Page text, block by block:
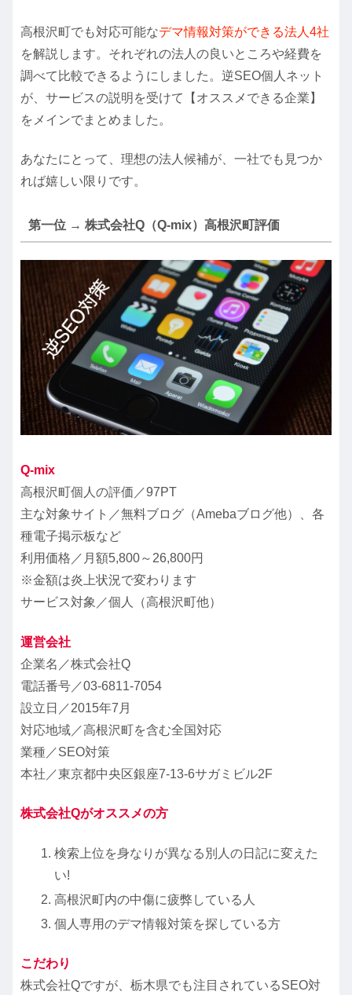
高根沢町でも対応可能なデマ情報対策ができる法人4社
を解説します。それぞれの法人の良いところや経費を
調べて比較できるようにしました。逆SEO個人ネット
が、サービスの説明を受けて【オススメできる企業】
をメインでまとめました。
あなたにとって、理想の法人候補が、一社でも見つか
れば嬉しい限りです。
第一位 → 株式会社Q（Q-mix）高根沢町評価
Q-mix
高根沢町個人の評価／97PT
主な対象サイト／無料ブログ（Amebaブログ他）、各
種電子掲示板など
利用価格／ 月額5,800～26,800円
※金額は炎上状況で変わります
サービス対象／個人（高根沢町他）
運営会社
企業名／株式会社Q
電話番号／03-6811-7054
設立日／2015年7月
対応地域／高根沢町を含む全国対応
業種／SEO対策
本社／東京都中央区銀座7-13-6サガミビル2F
株式会社Qがオススメの方
検索上位を身なりが異なる別人の日記に変えた
い!
高根沢町内の中傷に疲弊している人
個人専用のデマ情報対策を探している方
こだわり
株式会社Qですが、栃木県でも注目されているSEO対